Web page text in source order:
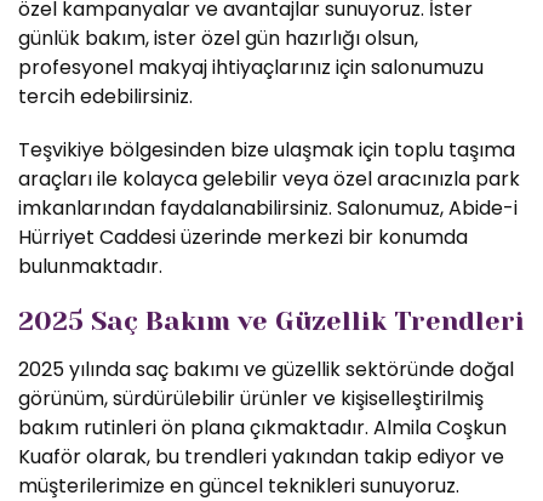
özel kampanyalar ve avantajlar sunuyoruz. İster
günlük bakım, ister özel gün hazırlığı olsun,
profesyonel makyaj ihtiyaçlarınız için salonumuzu
tercih edebilirsiniz.
Teşvikiye bölgesinden bize ulaşmak için toplu taşıma
araçları ile kolayca gelebilir veya özel aracınızla park
imkanlarından faydalanabilirsiniz. Salonumuz, Abide-i
Hürriyet Caddesi üzerinde merkezi bir konumda
bulunmaktadır.
2025 Saç Bakım ve Güzellik Trendleri
2025 yılında saç bakımı ve güzellik sektöründe doğal
görünüm, sürdürülebilir ürünler ve kişiselleştirilmiş
bakım rutinleri ön plana çıkmaktadır. Almila Coşkun
Kuaför olarak, bu trendleri yakından takip ediyor ve
müşterilerimize en güncel teknikleri sunuyoruz.